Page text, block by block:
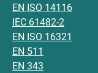
EN ISO 14116
IEC 61482-2
EN ISO 16321
EN 511
EN 343